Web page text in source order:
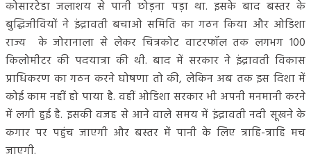
कोसारटेडा जलाशय से पानी छोड़ना पड़ा था. इसके बाद बस्तर के
बुद्धिजीवियों ने इंद्रावती बचाओ समिति का गठन किया और ओडिशा
राज्य के जोरानाला से लेकर चित्रकोट वाटरफॉल तक लगभग 100
किलोमीटर की पदयात्रा की थी. बाद में सरकार ने इंद्रावती विकास
प्राधिकरण का गठन करने घोषणा तो की, लेकिन अब तक इस दिशा में
कोई काम नहीं हो पाया है. वहीं ओडिशा सरकार भी अपनी मनमानी करने
में लगी हुई है. इसकी वजह से आने वाले समय में इंद्रावती नदी सूखने के
कगार पर पहुंच जाएगी और बस्तर में पानी के लिए त्राहि-त्राहि मच
जाएगी.